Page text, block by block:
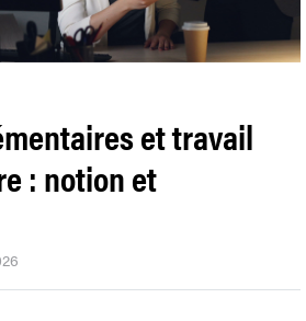
et travail
: notion et